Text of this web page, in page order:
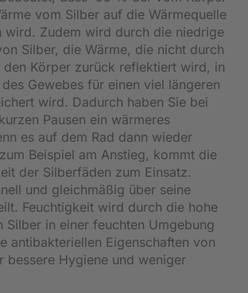
vom Silber auf die Wärmequelle
wird. Zudem wird durch die niedrige
Silber, die Wärme, die nicht durch
den Körper zurück reflektiert wird, in
Gewebes für einen viel längeren
wird. Dadurch haben Sie bei
Pausen ein wärmeres
es auf dem Rad dann wieder
Beispiel am Anstieg, kommt die
der Silberfäden zum Einsatz.
und gleichmäßig über seine
Feuchtigkeit wird durch die hohe
Silber in einer feuchten Umgebung
antibakteriellen Eigenschaften von
bessere Hygiene und weniger